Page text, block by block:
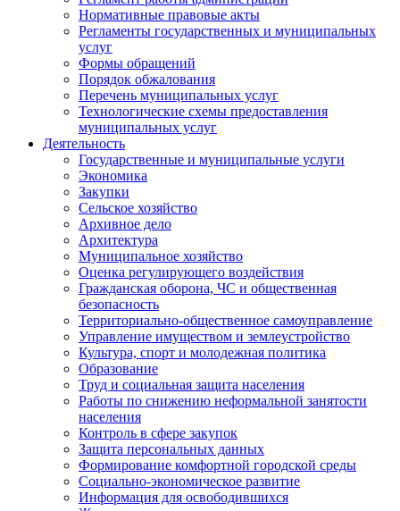
Нормативные правовые акты
Регламенты государственных и муниципальных
услуг
Формы обращений
Порядок обжалования
Перечень муниципальных услуг
Технологические схемы предоставления
муниципальных услуг
Деятельность
Государственные и муниципальные услуги
Экономика
Закупки
Сельское хозяйство
Архивное дело
Архитектура
Муниципальное хозяйство
Оценка регулирующего воздействия
Гражданская оборона, ЧС и общественная
безопасность
Территориально-общественное самоуправление
Управление имуществом и землеустройство
Культура, спорт и молодежная политика
Образование
Труд и социальная защита населения
Работы по снижению неформальной занятости
населения
Контроль в сфере закупок
Защита персональных данных
Формирование комфортной городской среды
Социально-экономическое развитие
Информация для освободившихся